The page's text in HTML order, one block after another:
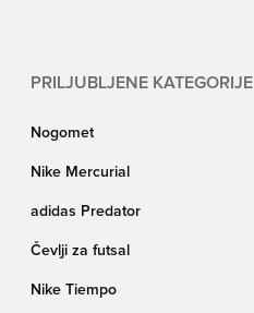
PRILJUBLJENE KATEGORIJE
Nogomet
Nike Mercurial
adidas Predator
Čevlji za futsal
Nike Tiempo